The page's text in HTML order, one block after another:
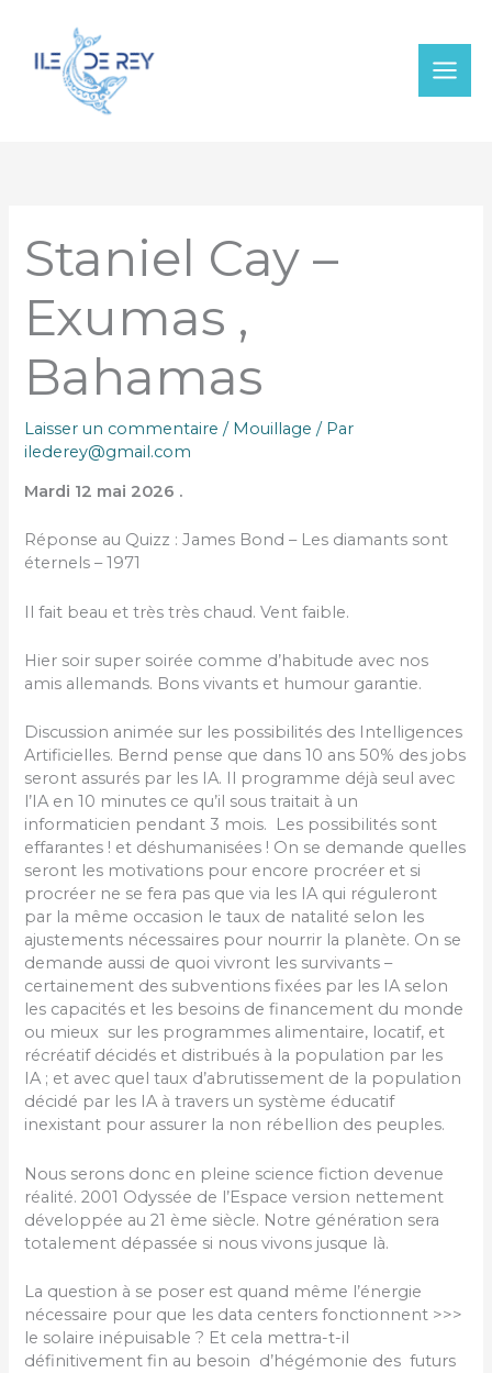
contenu
Staniel Cay –
Exumas ,
Bahamas
Laisser un commentaire / Mouillage / Par
ilederey@gmail.com
Mardi 12 mai 2026 .
Réponse au Quizz : James Bond – Les diamants sont
éternels – 1971
Il fait beau et très très chaud. Vent faible.
Hier soir super soirée comme d’habitude avec nos
amis allemands. Bons vivants et humour garantie.
Discussion animée sur les possibilités des Intelligences
Artificielles. Bernd pense que dans 10 ans 50% des jobs
seront assurés par les IA. Il programme déjà seul avec
l’IA en 10 minutes ce qu’il sous traitait à un
informaticien pendant 3 mois. Les possibilités sont
effarantes ! et déshumanisées ! On se demande quelles
seront les motivations pour encore procréer et si
procréer ne se fera pas que via les IA qui réguleront
par la même occasion le taux de natalité selon les
ajustements nécessaires pour nourrir la planète. On se
demande aussi de quoi vivront les survivants –
certainement des subventions fixées par les IA selon
les capacités et les besoins de financement du monde
ou mieux sur les programmes alimentaire, locatif, et
récréatif décidés et distribués à la population par les
IA ; et avec quel taux d’abrutissement de la population
décidé par les IA à travers un système éducatif
inexistant pour assurer la non rébellion des peuples.
Nous serons donc en pleine science fiction devenue
réalité. 2001 Odyssée de l’Espace version nettement
développée au 21 ème siècle. Notre génération sera
totalement dépassée si nous vivons jusque là.
La question à se poser est quand même l’énergie
nécessaire pour que les data centers fonctionnent >>>
le solaire inépuisable ? Et cela mettra-t-il
définitivement fin au besoin d’hégémonie des futurs